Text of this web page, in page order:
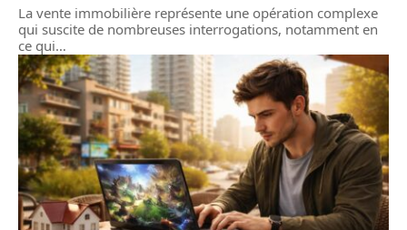
La vente immobilière représente une opération complexe
qui suscite de nombreuses interrogations, notamment en
ce qui…